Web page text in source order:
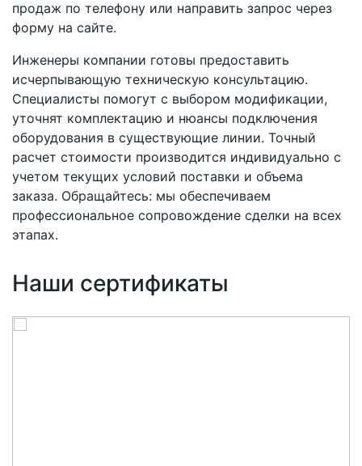
продаж по телефону или направить запрос через
форму на сайте.
Инженеры компании готовы предоставить
исчерпывающую техническую консультацию.
Специалисты помогут с выбором модификации,
уточнят комплектацию и нюансы подключения
оборудования в существующие линии. Точный
расчет стоимости производится индивидуально с
учетом текущих условий поставки и объема
заказа. Обращайтесь: мы обеспечиваем
профессиональное сопровождение сделки на всех
этапах.
Наши сертификаты